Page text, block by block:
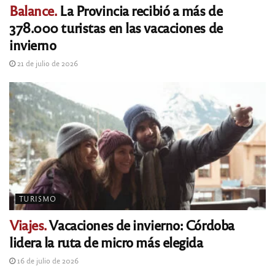
Balance.La Provincia recibió a más de
378.000 turistas en las vacaciones de
invierno
21 de julio de 2026
TURISMO
Viajes.Vacaciones de invierno: Córdoba
lidera la ruta de micro más elegida
16 de julio de 2026